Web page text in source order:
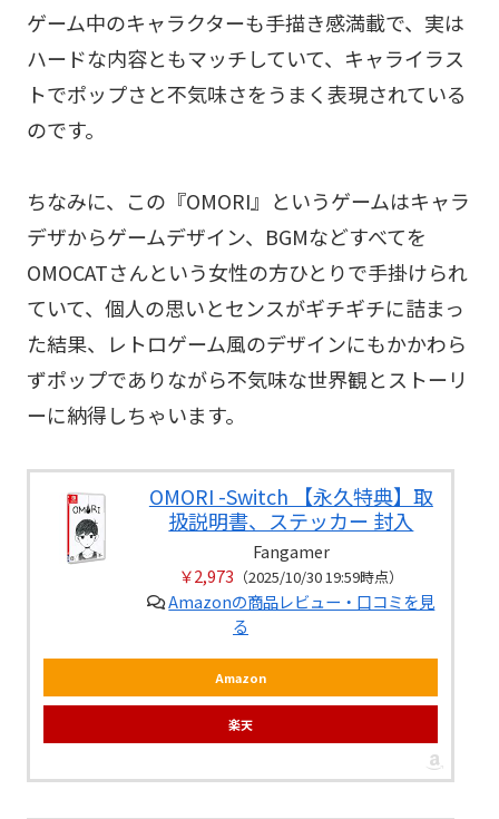
ゲーム中のキャラクターも手描き感満載で、実は
ハードな内容ともマッチしていて、キャライラス
トでポップさと不気味さをうまく表現されている
のです。
ちなみに、この『OMORI』というゲームはキャラ
デザからゲームデザイン、BGMなどすべてを
OMOCATさんという女性の方ひとりで手掛けられ
ていて、個人の思いとセンスがギチギチに詰まっ
た結果、レトロゲーム風のデザインにもかかわら
ずポップでありながら不気味な世界観とストーリ
ーに納得しちゃいます。
OMORI -Switch 【永久特典】取
扱説明書、ステッカー 封入
Fangamer
￥2,973 （2025/10/30 19:59時点）
Amazonの商品レビュー・口コミを見
る
Amazon
楽天